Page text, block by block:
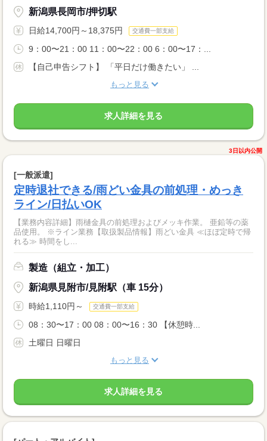
新潟県長岡市/押切駅
日給14,700円～18,375円 交通費一部支給
9：00〜21：00 11：00〜22：00 6：00〜17：...
【自己申告シフト】 「平日だけ働きたい」 ...
もっと見る
求人詳細を見る
3日以内公開
[一般派遣]
定時退社できる/雨どい金具の前処理・めっき
ライン/日払いOK
【業務内容詳細】雨樋金具の前処理およびメッキ作業。 亜鉛等の薬
品使用。 ※ライン業務【取扱製品情報】雨どい金具 ≪ほぼ定時で帰
れる≫ 時間をし...
製造（組立・加工）
新潟県見附市/見附駅（車 15分）
時給1,110円～ 交通費一部支給
08：30〜17：00 08：00〜16：30 【休憩時...
土曜日 日曜日
もっと見る
求人詳細を見る